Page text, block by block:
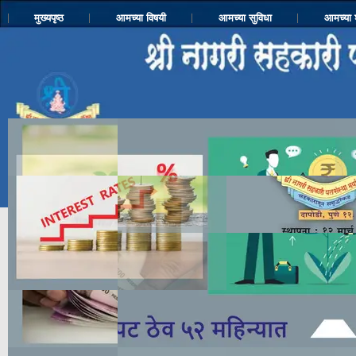
मुख्यपृष्ठ आमच्या विषयी आमच्या सुविधा आमच्या